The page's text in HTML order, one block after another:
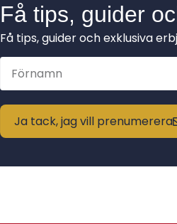
Få tips, guider
Få tips, guider och exklusiva
Ja tack, jag vill prenumerera